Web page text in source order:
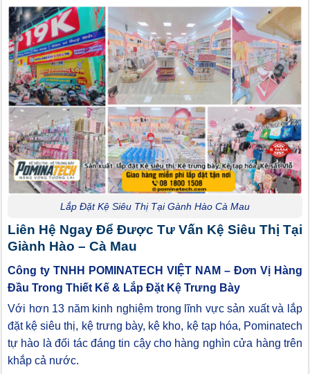
Lắp Đặt Kệ Siêu Thị Tại Gành Hào Cà Mau
Liên Hệ Ngay Để Được Tư Vấn Kệ Siêu Thị Tại
Giành Hào – Cà Mau
Công ty TNHH POMINATECH VIỆT NAM – Đơn Vị Hàng
Đầu Trong Thiết Kế & Lắp Đặt Kệ Trưng Bày
Với hơn 13 năm kinh nghiệm trong lĩnh vực sản xuất và lắp
đặt kệ siêu thị, kệ trưng bày, kệ kho, kệ tạp hóa, Pominatech
tự hào là đối tác đáng tin cậy cho hàng nghìn cửa hàng trên
khắp cả nước.